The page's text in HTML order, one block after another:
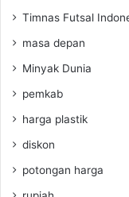
Timnas Futsal
masa depan
Minyak Dunia
pemkab
harga plastik
diskon
potongan harga